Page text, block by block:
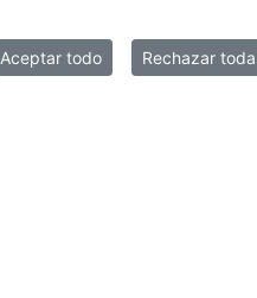
Aceptar todo Rechazar